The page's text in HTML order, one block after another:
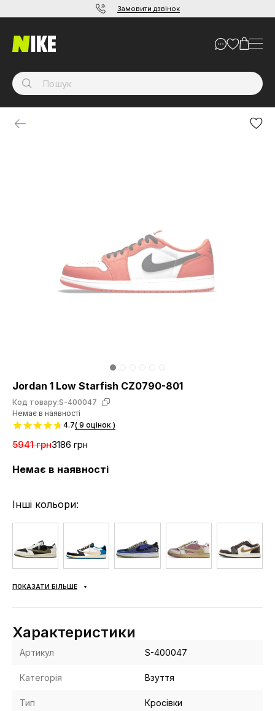
Замовити дзвінок
Jordan 1 Low Starfish CZ0790-801
Код товару:S-400047
Немає в наявності
4.7( 9 оцінок )
5941 грн3186 грн
Немає в наявності
Інші кольори:
ПОКАЗАТИ БІЛЬШЕ
Характеристики
Артикул S-400047
Категорія Взуття
Тип Кросівки